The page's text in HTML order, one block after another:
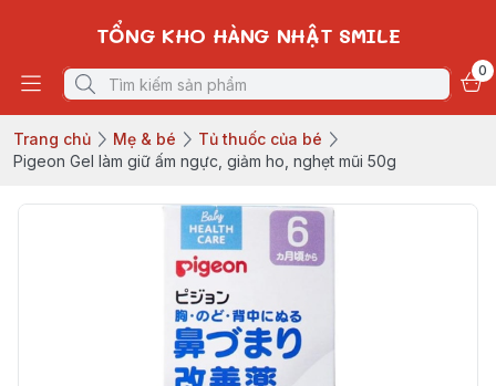
TỔNG KHO HÀNG NHẬT SMILE
0
Trang chủ Mẹ & bé
Tủ thuốc của bé
Pigeon Gel làm giữ ấm ngực, giảm ho, nghẹt mũi 50g